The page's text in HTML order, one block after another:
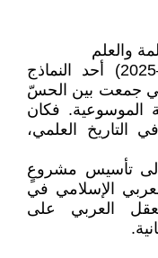
يمثّل الدكتور فوزي خضر (1950–2025) أحد النماذج
التي جمعت بين الحسّ
الموسوعية. فكان
التاريخ العلمي،
إلى تأسيس مشروعٍ
الإسلامي في
العربي على